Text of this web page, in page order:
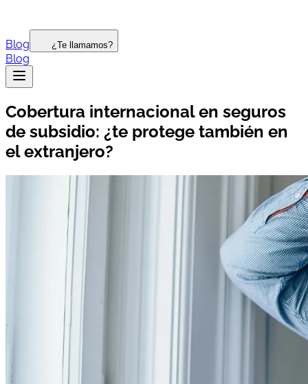
Blog ¿Te llamamos?
Blog
Cobertura internacional en seguros
de subsidio: ¿te protege también en
el extranjero?